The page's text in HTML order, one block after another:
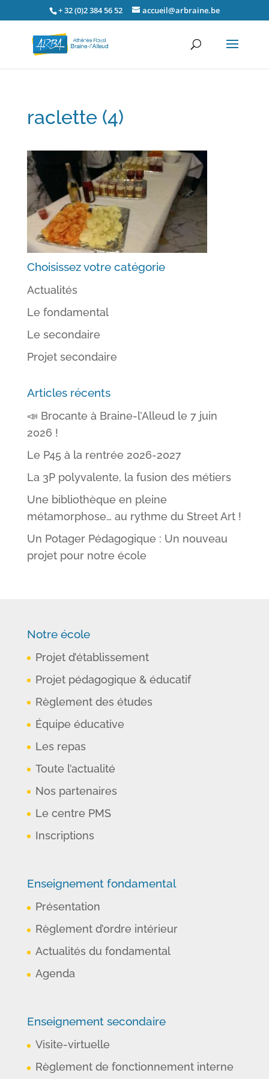
+ 32 (0)2 384 56 52 accueil@arbraine.be
raclette (4)
Choisissez votre catégorie
Actualités
Le fondamental
Le secondaire
Projet secondaire
Articles récents
📣 Brocante à Braine-l’Alleud le 7 juin
2026 !
Le P45 à la rentrée 2026-2027
La 3P polyvalente, la fusion des métiers
Une bibliothèque en pleine
métamorphose… au rythme du Street Art !
Un Potager Pédagogique : Un nouveau
projet pour notre école
Notre école
Projet d’établissement
Projet pédagogique & éducatif
Règlement des études
Équipe éducative
Les repas
Toute l’actualité
Nos partenaires
Le centre PMS
Inscriptions
Enseignement fondamental
Présentation
Règlement d’ordre intérieur
Actualités du fondamental
Agenda
Enseignement secondaire
Visite-virtuelle
Règlement de fonctionnement interne